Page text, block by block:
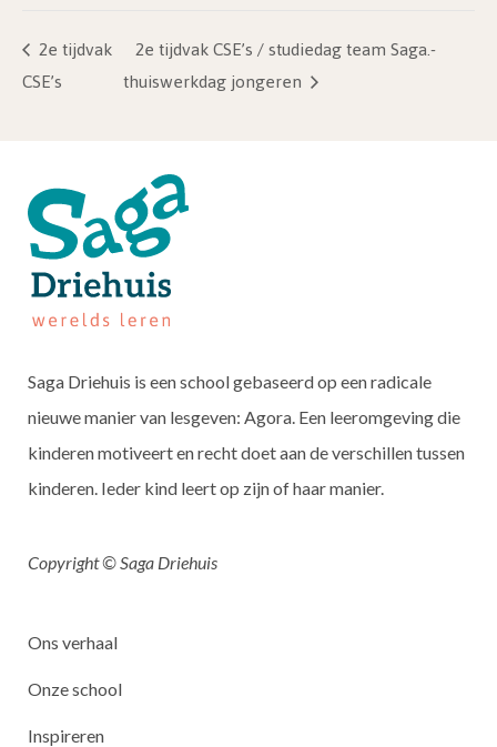
2e tijdvak
CSE’s
2e tijdvak CSE’s / studiedag team Saga.-
thuiswerkdag jongeren
Saga Driehuis is een school gebaseerd op een radicale
nieuwe manier van lesgeven: Agora. Een leeromgeving die
kinderen motiveert en recht doet aan de verschillen tussen
kinderen. Ieder kind leert op zijn of haar manier.
Copyright © Saga Driehuis
Ons verhaal
Onze school
Inspireren